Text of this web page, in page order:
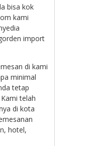
bisa kok
kami
import
di kami
minimal
tetap
telah
di kota
hotel,